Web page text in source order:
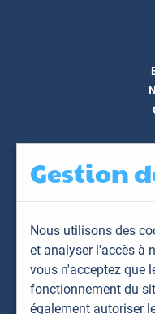
Gestion
Nous utilisons des
et analyser l'accès à
vous n'acceptez que
fonctionnement du
également autoriser